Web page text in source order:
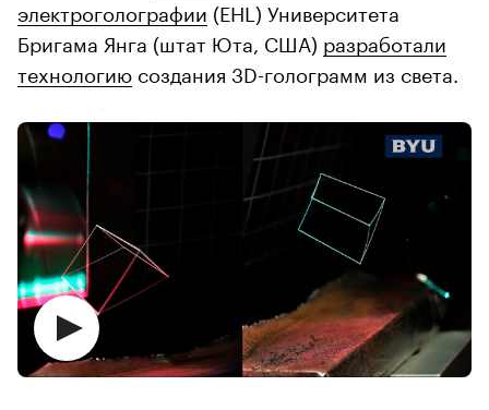
электроголографии (EHL) Университета
Бригама Янга (штат Юта, США) разработали
технологию создания 3D-голограмм из света.